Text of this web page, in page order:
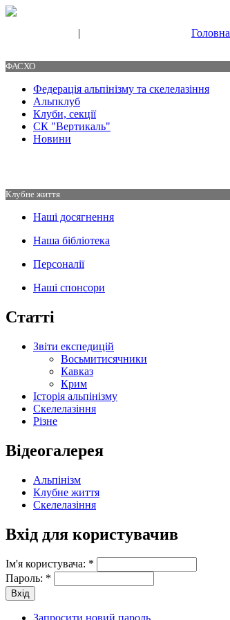
| Головна
ФАСХО
Федерація альпінізму та скелелазіння
Альпклуб
Клуби, секції
СК "Вертикаль"
Новини
Клубне життя
Наші досягнення
Наша бібліотека
Персоналії
Наші спонсори
Статті
Звіти експедицій
Восьмитисячники
Кавказ
Крим
Історія альпінізму
Скелелазіння
Різне
Відеогалерея
Альпінізм
Клубне життя
Скелелазіння
Вхід для користувачив
Ім'я користувача: *
Пароль: *